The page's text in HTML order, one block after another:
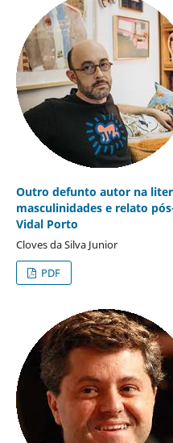
Outro defunto autor na
masculinidades e relato
Vidal Porto
Cloves da Silva Junior
PDF